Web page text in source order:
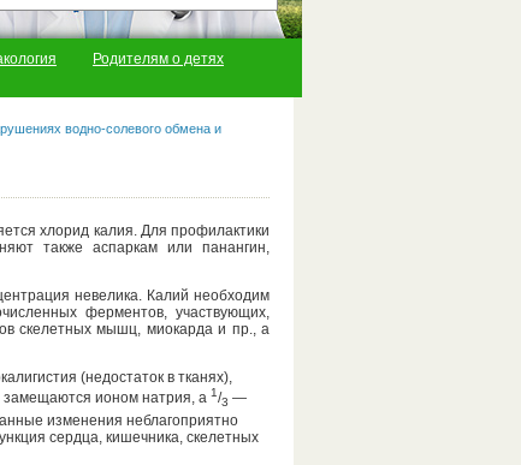
Родителям о детях
водно-солевого обмена и
хлорид калия. Для профилактики
также аспаркам или панангин,
невелика. Калий необходим
ферментов, участвующих,
скелетных мышц, миокарда и пр., а
(недостаток в тканях),
замещаются ионом натрия, а 1/3 —
изменения неблагоприятно
сердца, кишечника, скелетных